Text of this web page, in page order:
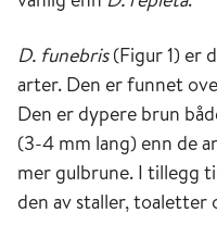
D. funebris(Figur 1) er
arter. Den er funnet
Den er dypere brun
(3-4 mm lang) enn de
mer gulbrune. I tillegg
den av staller, toaletter